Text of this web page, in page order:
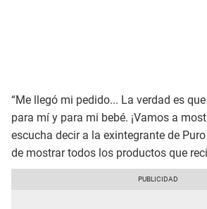
“Me llegó mi pedido... La verdad es
para mí y para mi bebé. ¡Vamos a
escucha decir a la exintegrante de
de mostrar todos los productos que